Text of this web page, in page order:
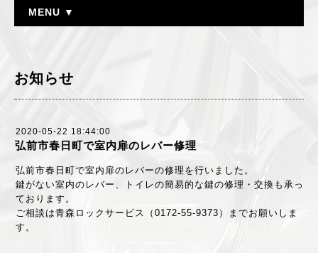
MENU ▼
お知らせ
2020-05-22 18:44:00
弘前市春日町で室内扉のレバー修理
弘前市春日町で室内扉のレバーの修理を行いました。
鍵がない室内のレバー、トイレの簡易的な鍵の修理・交換も承っ
ております。
ご相談は青森ロックサービス（0172-55-9373）までお願いしま
す。